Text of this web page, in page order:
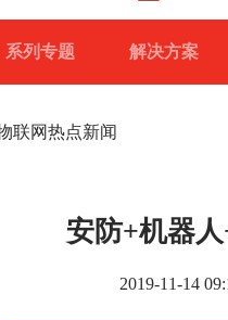
系列专题 解决方案
联网热点新闻
安防+机器
2019-11-14